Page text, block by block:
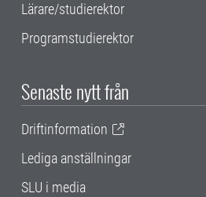
Lärare/studierektor
Programstudierektor
Senaste nytt från
Driftinformation
Lediga anställningar
SLU i media